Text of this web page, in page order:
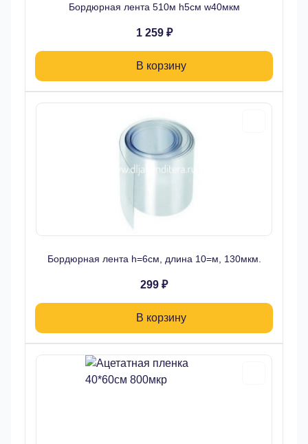
Бордюрная лента 510м h5см w40мкм
1 259 ₽
В корзину
Бордюрная лента h=6см, длина 10=м, 130мкм.
299 ₽
В корзину